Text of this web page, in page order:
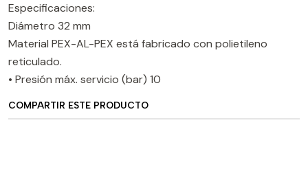
Especificaciones:
Diámetro 32 mm
Material PEX-AL-PEX está fabricado con polietileno
reticulado.
• Presión máx. servicio (bar) 10
COMPARTIR ESTE PRODUCTO